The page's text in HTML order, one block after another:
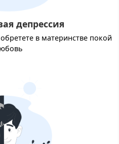
депрессия
в материнстве покой